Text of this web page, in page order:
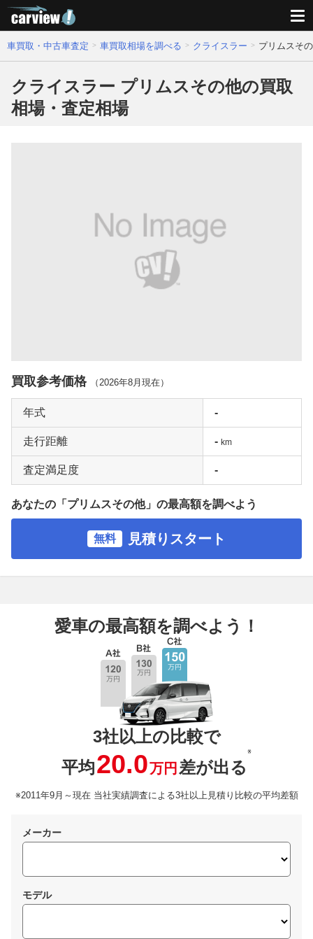
車買取・中古車査定 車買取相場を調べる クライスラー プリムスそ
クライスラー プリムスその他の買取
相場・査定相場
買取参考価格 （2026年8月 現在）
年式 -
走行距離 - km
査定満足度 -
あなたの「プリムスその他」の最高額を調べよう
無料 見積りスタート
愛車の最高額を調べよう！
3社以上の比較で
平均20.0万円 差が出る
※
※2011年9月～現在 当社実績調査による3社以上見積り比較の平均差額
メーカー
モデル